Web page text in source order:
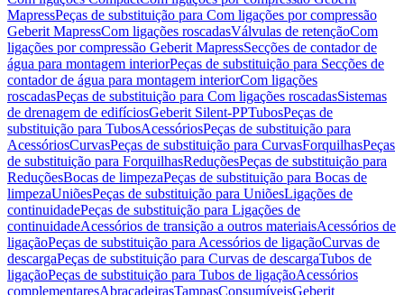
MapressPeças de substituição para Com ligações por compressão
Geberit MapressCom ligações roscadasVálvulas de retençãoCom
ligações por compressão Geberit MapressSecções de contador de
água para montagem interiorPeças de substituição para Secções de
contador de água para montagem interiorCom ligações
roscadasPeças de substituição para Com ligações roscadasSistemas
de drenagem de edifíciosGeberit Silent-PPTubosPeças de
substituição para TubosAcessóriosPeças de substituição para
AcessóriosCurvasPeças de substituição para CurvasForquilhasPeças
de substituição para ForquilhasReduçõesPeças de substituição para
ReduçõesBocas de limpezaPeças de substituição para Bocas de
limpezaUniõesPeças de substituição para UniõesLigações de
continuidadePeças de substituição para Ligações de
continuidadeAcessórios de transição a outros materiaisAcessórios de
ligaçãoPeças de substituição para Acessórios de ligaçãoCurvas de
descargaPeças de substituição para Curvas de descargaTubos de
ligaçãoPeças de substituição para Tubos de ligaçãoAcessórios
complementaresAbraçadeirasTampasConsumíveisGeberit